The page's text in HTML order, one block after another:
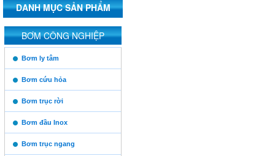
DANH MỤC SẢN PHẨM
https:/www.high-
endrolex.com/13
BƠM CÔNG NGHIỆP
https:/www.high-
endrolex.com/13
Bơm ly tâm
Bơm cứu hỏa
Bơm trục rời
Bơm đầu Inox
Bơm trục ngang